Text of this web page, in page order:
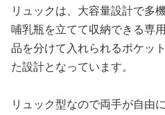
リュックは、大容量設計で多
哺乳瓶を立てて収納できる専
品を分けて入れられるポケッ
た設計となっています。
リュック型なので両手が自由